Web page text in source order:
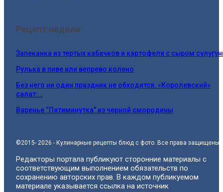
Рецепт недели:
Запеканка из тертых кабачков и картофеля с сыром
Рулька в пиве или вепрево колено
Без него ни один праздник не обходится. «Королевский»
салат:…
Варенье “Пятиминутка” из черной смородины
©2015- 2026 - Кулинарные рецепты блюд с фото. Все права защищены.
Редакторы портала публикуют сторонние материалы с
соответствующим выполнением обязательств по
сохранению авторских прав. В каждом публикуемом
материале указывается ссылка на источник